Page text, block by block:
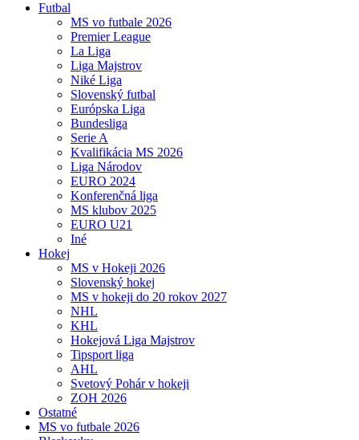
Futbal
MS vo futbale 2026
Premier League
La Liga
Liga Majstrov
Niké Liga
Slovenský futbal
Európska Liga
Bundesliga
Serie A
Kvalifikácia MS 2026
Liga Národov
EURO 2024
Konferenčná liga
MS klubov 2025
EURO U21
Iné
Hokej
MS v Hokeji 2026
Slovenský hokej
MS v hokeji do 20 rokov 2027
NHL
KHL
Hokejová Liga Majstrov
Tipsport liga
AHL
Svetový Pohár v hokeji
ZOH 2026
Ostatné
MS vo futbale 2026